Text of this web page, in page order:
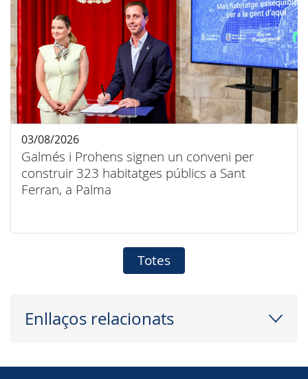
Galmés i Prohens signen un conveni per
construir 323 habitatges públics a Sant
Ferran, a Palma
03/08/2026
Totes
Enllaços relacionats